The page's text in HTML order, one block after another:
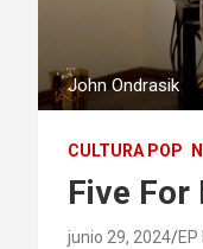
John Ondrasik
CULTURA POP
Five For
junio 29, 2024